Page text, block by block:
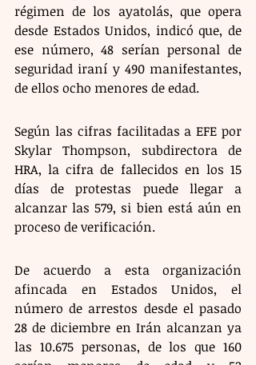
régimen de los ayatolás, que opera
desde Estados Unidos, indicó que, de
ese número, 48 serían personal de
seguridad iraní y 490 manifestantes,
de ellos ocho menores de edad.
Según las cifras facilitadas a EFE por
Skylar Thompson, subdirectora de
HRA, la cifra de fallecidos en los 15
días de protestas puede llegar a
alcanzar las 579, si bien está aún en
proceso de verificación.
De acuerdo a esta organización
afincada en Estados Unidos, el
número de arrestos desde el pasado
28 de diciembre en Irán alcanzan ya
las 10.675 personas, de los que 160